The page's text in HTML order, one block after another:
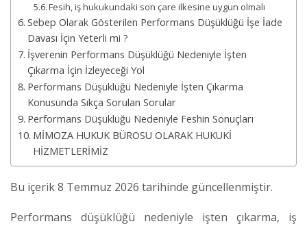
Fesih, iş hukukundaki son çare ilkesine uygun olmalı
Sebep Olarak Gösterilen Performans Düşüklüğü İşe İade
Davası İçin Yeterli mi ?
İşverenin Performans Düşüklüğü Nedeniyle İşten
Çıkarma İçin İzleyeceği Yol
Performans Düşüklüğü Nedeniyle İşten Çıkarma
Konusunda Sıkça Sorulan Sorular
Performans Düşüklüğü Nedeniyle Feshin Sonuçları
MİMOZA HUKUK BÜROSU OLARAK HUKUKİ
HİZMETLERİMİZ
Bu içerik 8 Temmuz 2026 tarihinde güncellenmiştir.
Performans düşüklüğü nedeniyle işten çıkarma, iş